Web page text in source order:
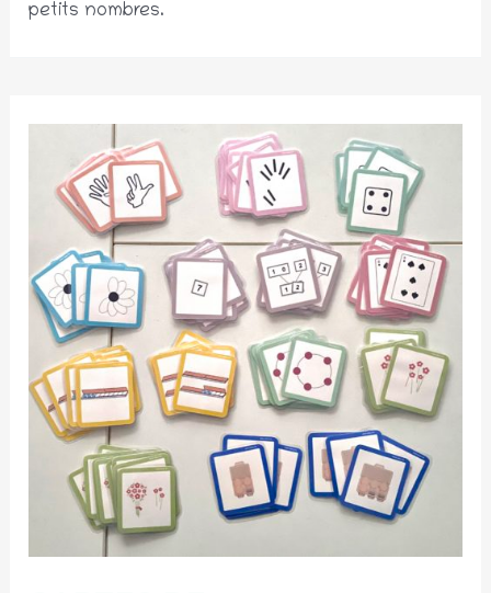
petits nombres.